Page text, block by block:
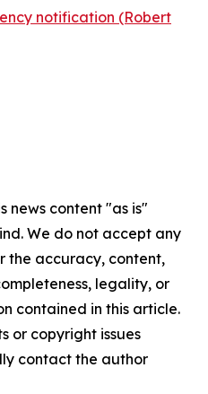
notification (Robert
news content "as is"
We do not accept any
the accuracy, content,
legality, or
contained in this article.
or copyright issues
contact the author